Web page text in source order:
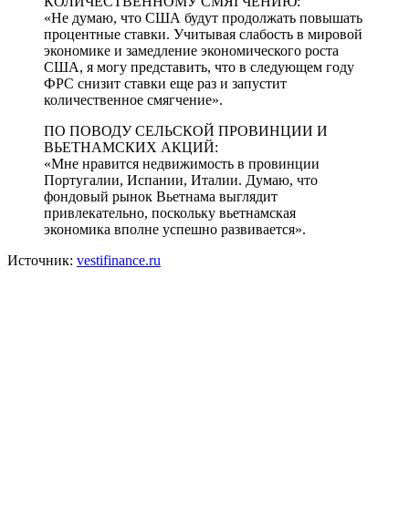
«Не думаю, что США будут продолжать повышать
процентные ставки. Учитывая слабость в мировой
экономике и замедление экономического роста
США, я могу представить, что в следующем году
ФРС снизит ставки еще раз и запустит
количественное смягчение».
ПО ПОВОДУ СЕЛЬСКОЙ ПРОВИНЦИИ И
ВЬЕТНАМСКИХ АКЦИЙ:
«Мне нравится недвижимость в провинции
Португалии, Испании, Италии. Думаю, что
фондовый рынок Вьетнама выглядит
привлекательно, поскольку вьетнамская
экономика вполне успешно развивается».
Источник: vestifinance.ru